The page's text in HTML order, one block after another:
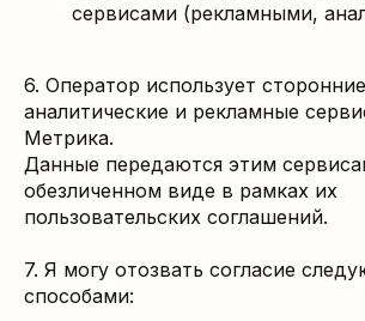
сервисами (рекламными,
6. Оператор использует сторонние
аналитические и рекламные
Метрика.
Данные передаются этим
обезличенном виде в рамках их
пользовательских соглашений.
7. Я могу отозвать согласие
способами: